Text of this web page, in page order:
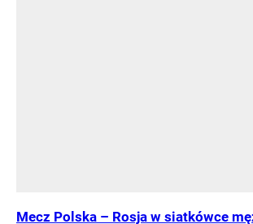
Mecz Polska – Rosja w siatkówce